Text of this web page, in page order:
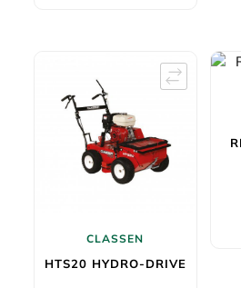
CLASSEN
HTS20 HYDRO-DRIVE